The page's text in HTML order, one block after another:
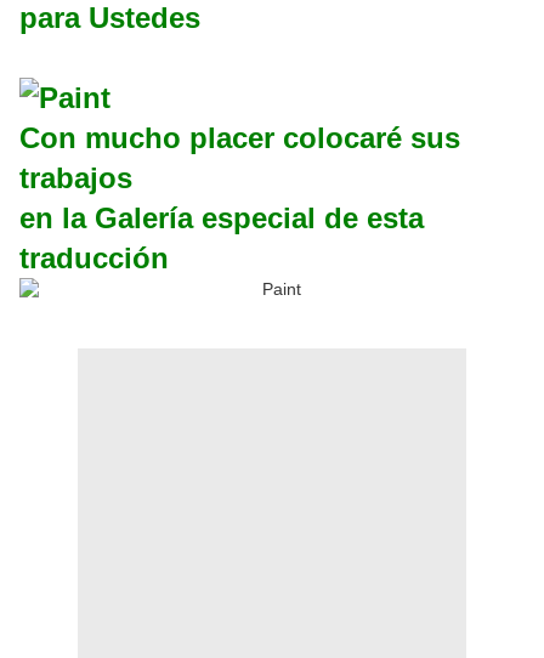
para Ustedes
Con mucho placer colocaré sus
trabajos
en la Galería especial de esta
traducción